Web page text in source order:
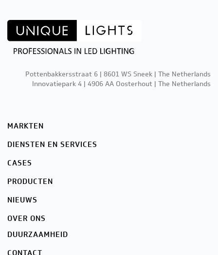
Pottenbakkersstraat 6 | 8601 WS Sneek | The Netherlands
Innovatiepark 4 | 4906 AA Oosterhout | The Netherlands
MARKTEN
DIENSTEN EN SERVICES
CASES
PRODUCTEN
NIEUWS
OVER ONS
DUURZAAMHEID